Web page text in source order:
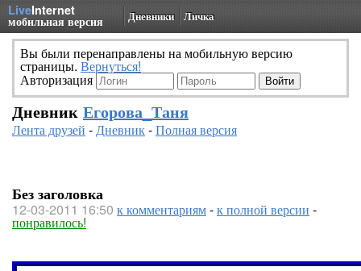
LiveInternet
мобильная версия Дневники Личка
Вы были перенаправлены на мобильную версию
страницы. Вернуться!
Авторизация
Дневник Егорова_Таня
Лента друзей -Дневник-Полная версия
Без заголовка
12-03-2011 16:50 к комментариям-к полной версии -
понравилось!